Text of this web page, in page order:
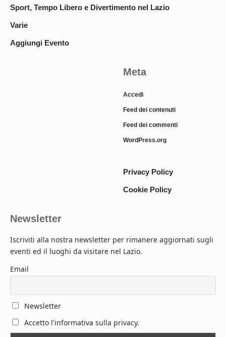
Sport, Tempo Libero e Divertimento nel Lazio
Varie
Aggiungi Evento
Meta
Accedi
Feed dei contenuti
Feed dei commenti
WordPress.org
Privacy Policy
Cookie Policy
Newsletter
Iscriviti alla nostra newsletter per rimanere aggiornati sugli
eventi ed il luoghi da visitare nel Lazio.
Email
Newsletter
Accetto l'informativa sulla privacy.